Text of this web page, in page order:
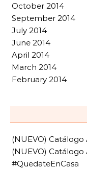
October 2014
September 2014
July 2014
June 2014
April 2014
March 2014
February 2014
(NUEVO) Catálogo
(NUEVO) Catálogo
#QuedateEnCasa